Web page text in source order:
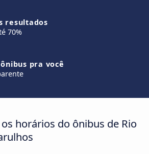
resultados
70%
pra você
horários do ônibus de Rio